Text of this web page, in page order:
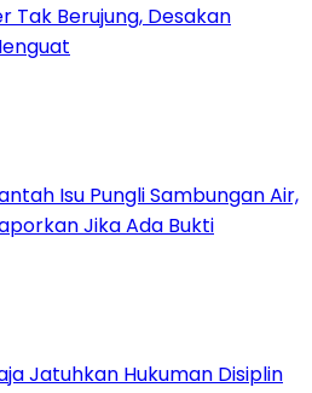
Tak Berujung, Desakan
Isu Pungli Sambungan Air,
Jika Ada Bukti
Jatuhkan Hukuman Disiplin